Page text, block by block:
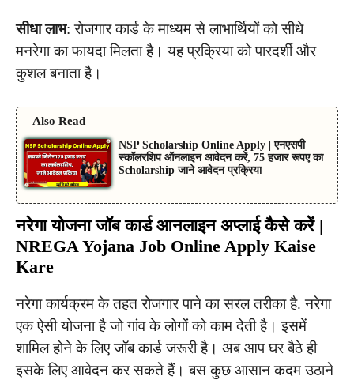
सीधा लाभ: रोजगार कार्ड के माध्यम से लाभार्थियों को सीधे
मनरेगा का फायदा मिलता है। यह प्रक्रिया को पारदर्शी और
कुशल बनाता है।
Also Read
NSP Scholarship Online Apply | एनएसपी
स्कॉलरशिप ऑनलाइन आवेदन करें, 75 हजार रूपए का
Scholarship जाने आवेदन प्रक्रिया
नरेगा योजना जॉब कार्ड आनलाइन अप्लाई कैसे करें |
NREGA Yojana Job Online Apply Kaise
Kare
नरेगा कार्यक्रम के तहत रोजगार पाने का सरल तरीका है. नरेगा
एक ऐसी योजना है जो गांव के लोगों को काम देती है। इसमें
शामिल होने के लिए जॉब कार्ड जरूरी है। अब आप घर बैठे ही
इसके लिए आवेदन कर सकते हैं। बस कुछ आसान कदम उठाने